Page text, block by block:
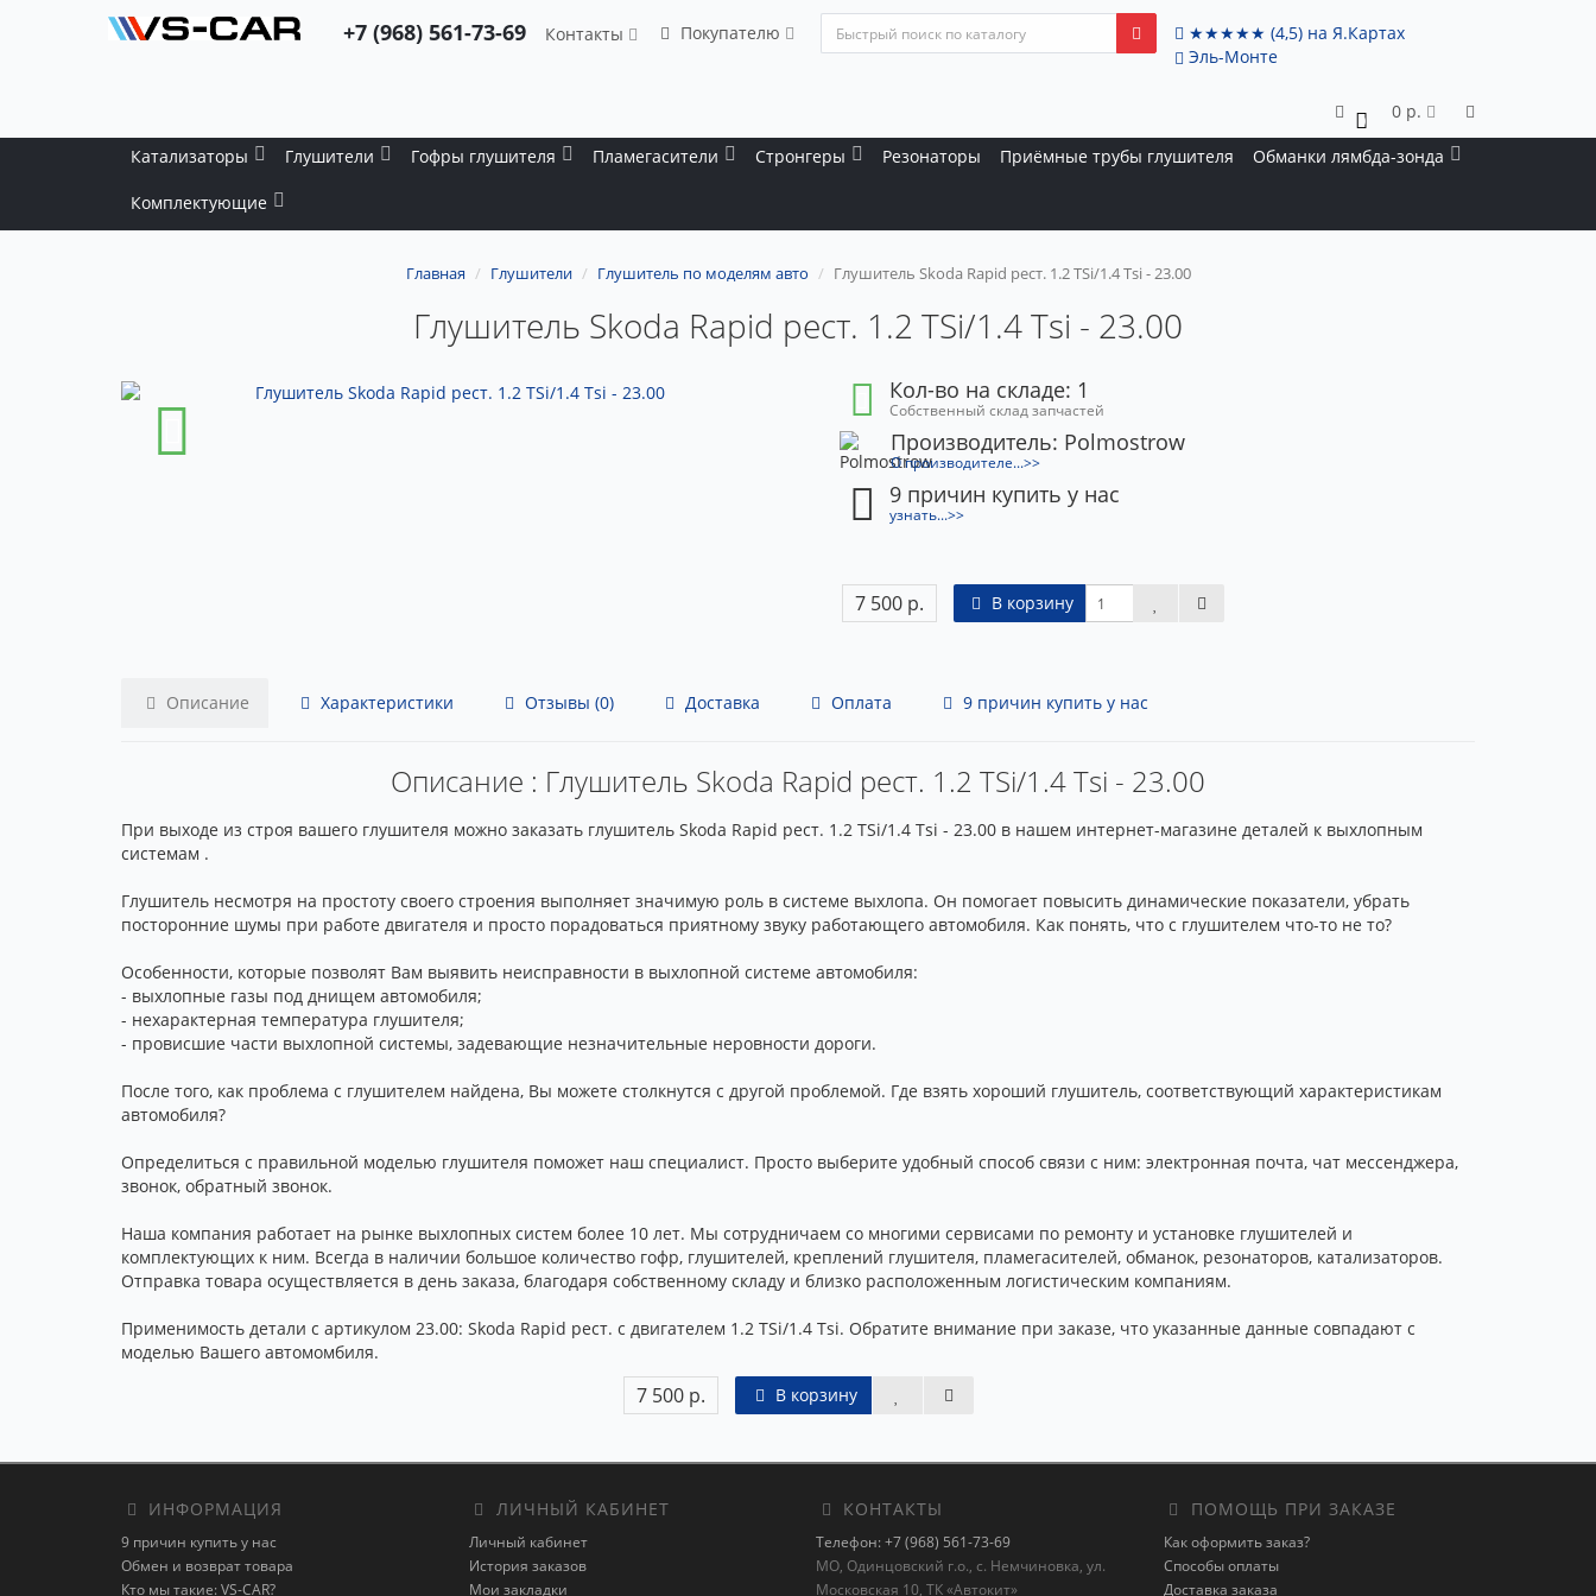
+7 (968) 561-73-69 Контакты Покупателю ★★★★★ (4,5) на Я.Картах
Эль-Монте
0
0 р.
Катализаторы
Глушители Гофры глушителя Пламегасители Стронгеры Резонаторы Приёмные трубы глушителя Обманки лямбда-зонда
Комплектующие
Главная Глушители Глушитель по моделям авто Глушитель Skoda Rapid рест. 1.2 TSi/1.4 Tsi - 23.00
Глушитель Skoda Rapid рест. 1.2 TSi/1.4 Tsi - 23.00
Кол-во на складе: 1
Собственный склад запчастей
Производитель: Polmostrow
О производителе...>>
9 причин купить у нас
узнать...>>
7 500 р. В корзину
Описание Характеристики Отзывы (0) Доставка Оплата 9 причин купить у нас
Описание : Глушитель Skoda Rapid рест. 1.2 TSi/1.4 Tsi - 23.00
При выходе из строя вашего глушителя можно заказать глушитель Skoda Rapid рест. 1.2 TSi/1.4 Tsi - 23.00 в нашем интернет-магазине деталей к выхлопным
системам .
Глушитель несмотря на простоту своего строения выполняет значимую роль в системе выхлопа. Он помогает повысить динамические показатели, убрать
посторонние шумы при работе двигателя и просто порадоваться приятному звуку работающего автомобиля. Как понять, что с глушителем что-то не то?
Особенности, которые позволят Вам выявить неисправности в выхлопной системе автомобиля:
- выхлопные газы под днищем автомобиля;
- нехарактерная температура глушителя;
- провисшие части выхлопной системы, задевающие незначительные неровности дороги.
После того, как проблема с глушителем найдена, Вы можете столкнутся с другой проблемой. Где взять хороший глушитель, соответствующий характеристикам
автомобиля?
Определиться с правильной моделью глушителя поможет наш специалист. Просто выберите удобный способ связи с ним: электронная почта, чат мессенджера,
звонок, обратный звонок.
Наша компания работает на рынке выхлопных систем более 10 лет. Мы сотрудничаем со многими сервисами по ремонту и установке глушителей и
комплектующих к ним. Всегда в наличии большое количество гофр, глушителей, креплений глушителя, пламегасителей, обманок, резонаторов, катализаторов.
Отправка товара осуществляется в день заказа, благодаря собственному складу и близко расположенным логистическим компаниям.
Применимость детали с артикулом 23.00: Skoda Rapid рест. с двигателем 1.2 TSi/1.4 Tsi. Обратите внимание при заказе, что указанные данные совпадают с
моделью Вашего автомомбиля.
7 500 р. В корзину
ИНФОРМАЦИЯ
9 причин купить у нас
Обмен и возврат товара
Кто мы такие: VS-CAR?
ЛИЧНЫЙ КАБИНЕТ
Личный кабинет
История заказов
Мои закладки
КОНТАКТЫ
Телефон: +7 (968) 561-73-69
МО, Одинцовский г.о., с. Немчиновка, ул.
Московская 10, ТК «Автокит»
ПОМОЩЬ ПРИ ЗАКАЗЕ
Как оформить заказ?
Способы оплаты
Доставка заказа